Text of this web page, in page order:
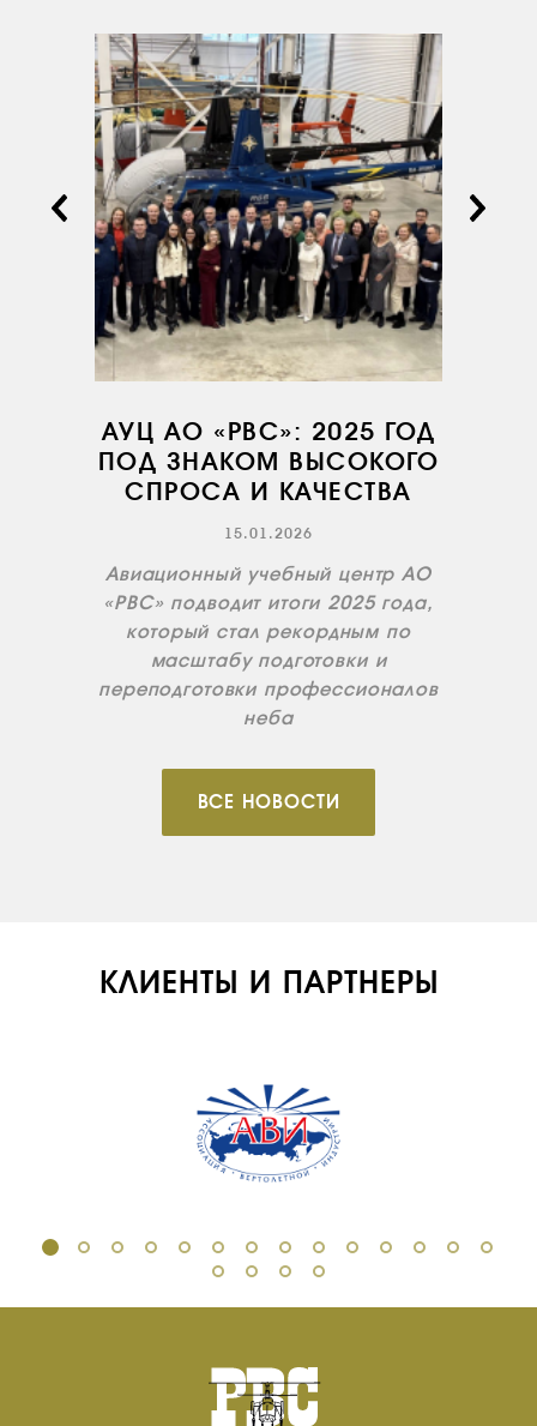
ВАКАНСИИ
ДОКУМЕНТЫ
ВНУТРЕННИЕ
ДОКУМЕНТЫ
КОМПАНИИ
АВИАПАРК
СЕРВИС
ИНСТРУКТОРЫ
АУЦ АО «РВС»: 2025 ГОД
ПОД ЗНАКОМ ВЫСОКОГО
СПРОСА И КАЧЕСТВА
15.01.2026
Авиационный учебный центр АО
«РВС» подводит итоги 2025 года,
который стал рекордным по
масштабу подготовки и
переподготовки профессионалов
неба
ВСЕ НОВОСТИ
КЛИЕНТЫ И ПАРТНЕРЫ